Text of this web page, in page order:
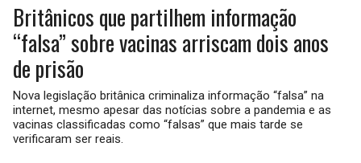
Britânicos que partilhem informação
“falsa” sobre vacinas arriscam dois anos
de prisão
Nova legislação britânica criminaliza informação “falsa” na
internet, mesmo apesar das notícias sobre a pandemia e as
vacinas classificadas como “falsas” que mais tarde se
verificaram ser reais.